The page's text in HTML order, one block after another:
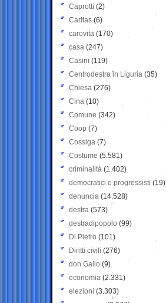
Caprotti (2)
Caritas (6)
carovita (170)
casa (247)
Casini (119)
Centrodestra in Liguria (35)
Chiesa (276)
Cina (10)
Comune (342)
Coop (7)
Cossiga (7)
Costume (5.581)
criminalità (1.402)
democratici e progressisti (19)
denuncia (14.528)
destra (573)
destradipopolo (99)
Di Pietro (101)
Diritti civili (276)
don Gallo (9)
economia (2.331)
elezioni (3.303)